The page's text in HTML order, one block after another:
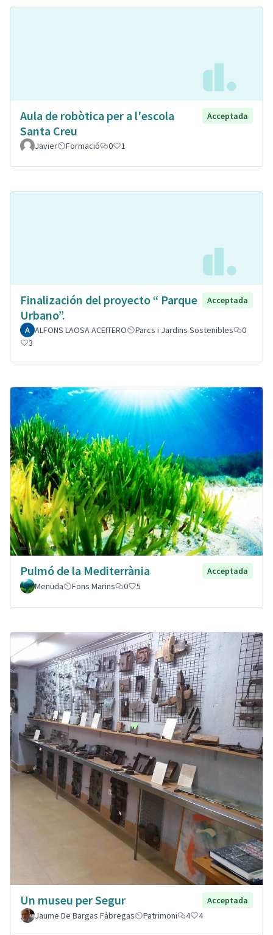
Aula de robòtica per a l'escola
Santa Creu
Acceptada
Javier Formació 0 1
Finalización del proyecto “ Parque
Urbano”.
Acceptada
ALFONS LAOSA ACEITERO Parcs i Jardins Sostenibles
0
3
Pulmó de la Mediterrània
Acceptada
Menuda
Fons Marins 0 5
Un museu per Segur
Acceptada
Jaume De Bargas Fàbregas
Patrimoni 4 4